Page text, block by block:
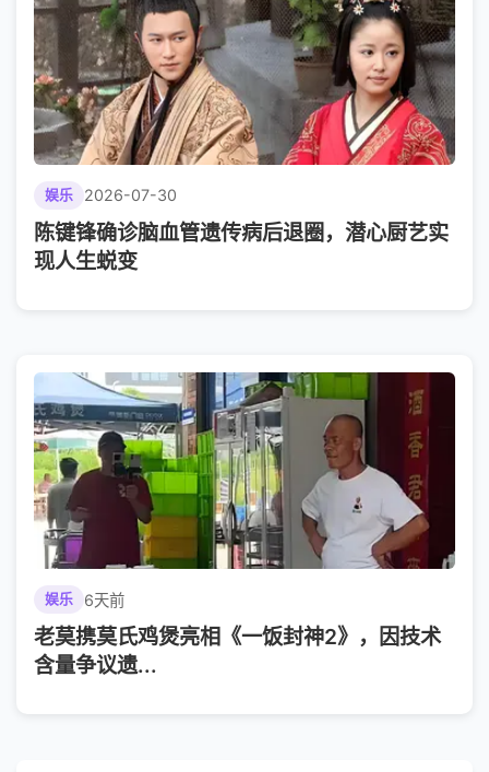
娱乐 2026-07-30
陈键锋确诊脑血管遗传病后退圈，潜心厨艺实
现人生蜕变
娱乐 6天前
老莫携莫氏鸡煲亮相《一饭封神2》，因技术
含量争议遗...